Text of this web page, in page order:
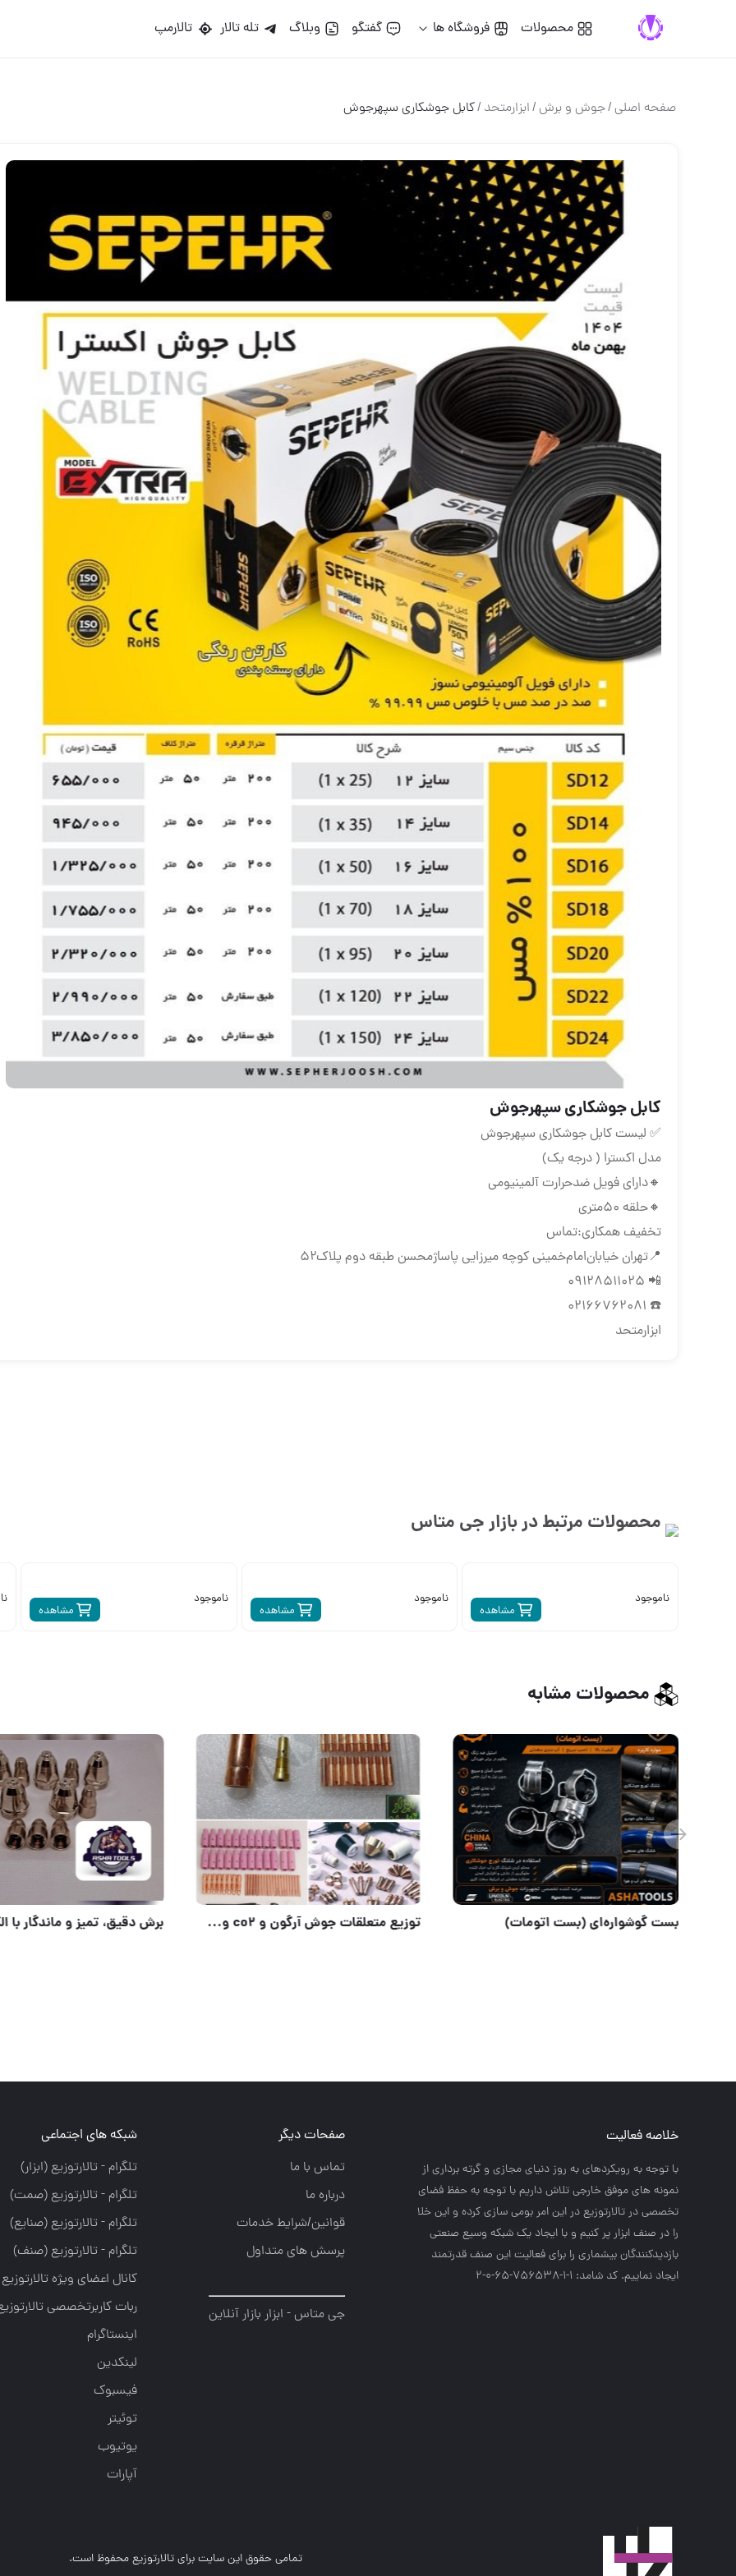
محصولات فروشگاه ها گفتگو وبلاگ تله تالار تالارمپ
صفحه اصلی/جوش و برش/ابزارمتحد /کابل جوشکاری سپهرجوش
کابل جوشکاری سپهرجوش
✅ لیست کابل جوشکاری سپهرجوش
مدل اکسترا ( درجه یک)
🔸دارای فویل ضدحرارت آلمینیومی
🔸حلقه ۵۰متری
تخفیف همکاری:تماس
📍تهران ‌خیابان‌امام‌خمینی‌ کوچه میرزایی پاساژمحسن طبقه دوم پلاک۵۲
📲 09128511025
☎️ 02166762081
ابزارمتحد
محصولات مرتبط در بازارجی متاس
مشاهده
ناموجود
مشاهده
ناموجود
مشاهده
ناموجود
محصولات مشابه
انبر جوشکاری ۵۰۰ آمپر با فک مسی بست گوشواره‌ای (بست اتومات)
خلاصه فعالیت
با توجه به رويكردهاي به روز دنياي مجازي و گرته برداري از
نمونه هاي موفق خارجي تلاش داريم با توجه به حفظ فضاي
تخصصي در تالارتوزيع در اين امر بومي سازي كرده و اين خلا
را در صنف ابزار پر كنيم و با ايجاد يك شبكه وسيع صنعتي
بازديدكنندگان بيشماري را براي فعاليت اين صنف قدرتمند
ايجاد نماييم. کد شامد: 1-1-756538-65-0-2
صفحات دیگر
تماس با ما
درباره ما
قوانین/شرایط خدمات
پرسش های متداول
جی متاس - ابزار بازار آنلاین
شبکه های اجتماعی
تلگرام - تالارتوزيع (ابزار)
تلگرام - تالارتوزيع (صمت)
تلگرام - تالارتوزيع (صنايع)
تلگرام - تالارتوزیع (صنف)
کانال اعضای ویژه تالارتوزیع
ربات کاربرتخصصی
اینستاگرام
لینکدین
فیسبوک
توئیتر
یوتیوب
آپارات
تمامی حقوق این سایت برای تالارتوزیع محفوظ است.